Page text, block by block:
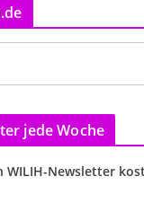
jede Woche
WILIH-Newsletter